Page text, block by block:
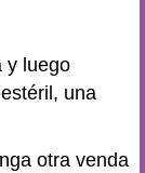
y luego
una
otra venda